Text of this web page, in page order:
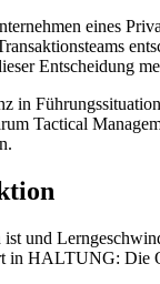
eines
Entscheidung
in
Tactical
und
HALTUNG: Die